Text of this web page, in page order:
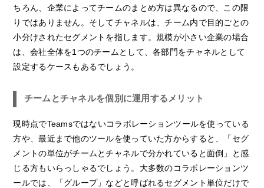
ちろん、企業によってチームのまとめ方は異なるので、この限
りではありません。そしてチャネルは、チーム内で目的ごとの
小分けされたセグメントを指します。規模が小さい企業の場合
は、会社全体を1つのチームとして、各部門をチャネルとして
設定するケースもあるでしょう。
チームとチャネルを個別に運用するメリット
現時点でTeamsではないコラボレーションツールを使っている
方や、最近まで他のツールを使っていた方からすると、「セグ
メントの単位がチームとチャネルで分かれていると面倒」と感
じる方もいらっしゃるでしょう。大多数のコラボレーションツ
ールでは、「グループ」などと呼ばれるセグメント単位だけで